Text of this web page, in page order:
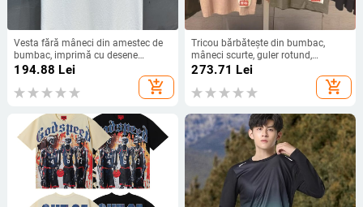
Vesta fără mâneci din amestec de
bumbac, imprimă cu desene
animate, guler rotund, stil casual de
194.88 Lei
add_shopping_cart
Tricou bărbătește din bumbac,
mâneci scurte, guler rotund,
imprimeu abstract, stil pulover, vară
273.71 Lei
add_shopping_cart